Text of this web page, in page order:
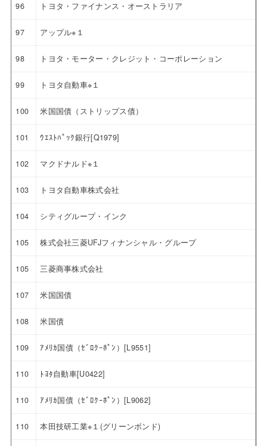
96 トヨタ・ファイナンス・オーストラリア
97 アップル※１
98 トヨタ・モーター・クレジット・コーポレーション
99 トヨタ自動車※１
100 米国国債（ストリップス債）
101 ｳｴｽﾄﾊﾟｯｸ銀行[Q1979]
102 マクドナルド※１
103 トヨタ自動車株式会社
104 シティグループ・インク
105 株式会社三菱UFJフィナンシャル・グループ
105 三菱商事株式会社
107 米国国債
108 米国債
109 ｱﾒﾘｶ国債（ｾﾞﾛｸｰﾎﾟﾝ）[L9551]
110 ﾄﾖﾀ自動車[U0422]
110 ｱﾒﾘｶ国債（ｾﾞﾛｸｰﾎﾟﾝ）[L9062]
110 本田技研工業※１(グリーンボンド)